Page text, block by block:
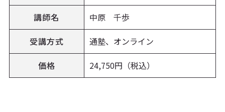
講師名
中原 千歩
受講方式
通塾、オンライン
価格
24,750円（税込）